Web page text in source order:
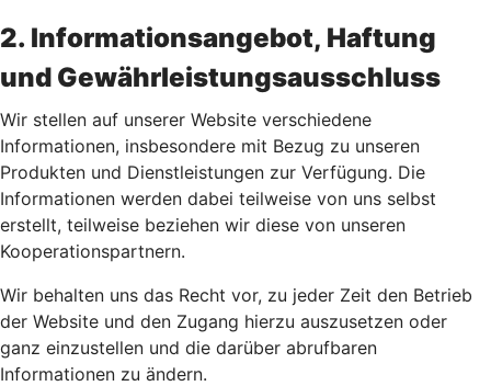
2. Informationsangebot, Haftung
und Gewährleistungsausschluss
Wir stellen auf unserer Website verschiedene
Informationen, insbesondere mit Bezug zu unseren
Produkten und Dienstleistungen zur Verfügung. Die
Informationen werden dabei teilweise von uns selbst
erstellt, teilweise beziehen wir diese von unseren
Kooperationspartnern.
Wir behalten uns das Recht vor, zu jeder Zeit den Betrieb
der Website und den Zugang hierzu auszusetzen oder
ganz einzustellen und die darüber abrufbaren
Informationen zu ändern.